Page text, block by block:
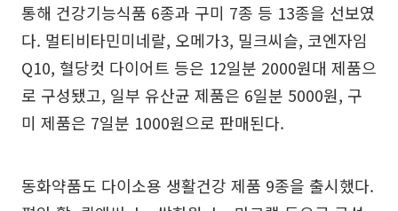
통해 건강기능식품 6종과 구미 7종 등 13종을 선보였
다. 멀티비타민미네랄, 오메가3, 밀크씨슬, 코엔자임
Q10, 혈당컷 다이어트 등은 12일분 2000원대 제품으
로 구성됐고, 일부 유산균 제품은 6일분 5000원, 구
미 제품은 7일분 1000원으로 판매된다.
동화약품도 다이소용 생활건강 제품 9종을 출시했다.